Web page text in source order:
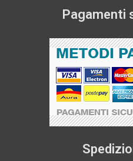
Pagamenti